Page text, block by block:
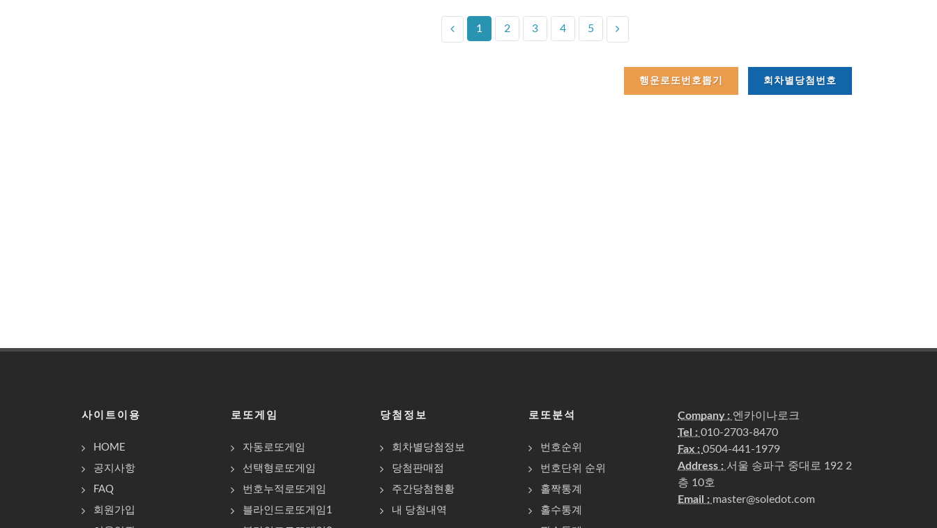
1 2 3 4 5
행운로또번호뽑기 회차별당첨번호
사이트이용
HOME
공지사항
FAQ
회원가입
로또게임
자동로또게임
선택형로또게임
번호누적로또게임
블라인드로또게임1
당첨정보
회차별당첨정보
당첨판매점
주간당첨현황
내 당첨내역
로또분석
번호순위
번호단위 순위
홀짝통계
홀수통계
Company : 엔카이나로크
Tel : 010-2703-8470
Fax : 0504-441-1979
Address : 서울 송파구 중대로 192 2
층 10호
Email : master@soledot.com